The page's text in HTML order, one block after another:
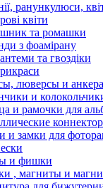
ранункулюси,
квіти
та ромашки
з фоамірану
та гвоздіки
люверсы и анкера
и
и рамочки для
и замки для
и фишки
, магниты и